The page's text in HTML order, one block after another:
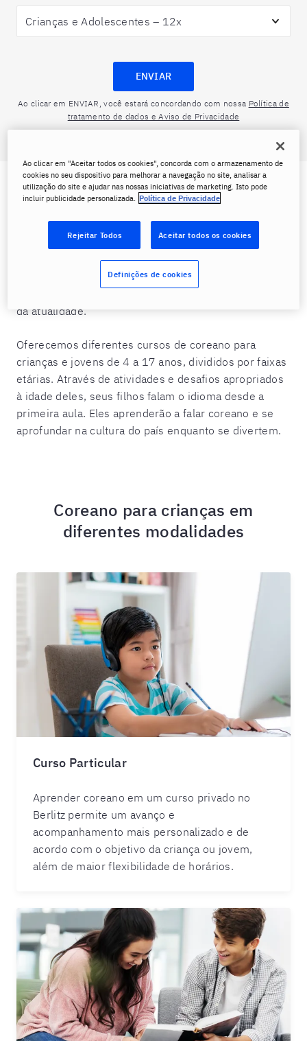
ENVIAR
Ao clicar em ENVIAR, você estará concordando com nossa Política de
tratamento de dados e Aviso de Privacidade
Coreano para Crianças e
Aprender coreano pode ser mais fácil do que parece
para seus filhos com o Berlitz, Dê a seus filhos a
oportunidade de se aprofundar na cultura da Coréia,
da atualidade.
Oferecemos diferentes cursos de coreano para
crianças e jovens de 4 a 17 anos, divididos por faixas
etárias. Através de atividades e desafios apropriados
à idade deles, seus filhos falam o idioma desde a
primeira aula. Eles aprenderão a falar coreano e se
aprofundar na cultura do país enquanto se divertem.
Coreano para crianças em
diferentes modalidades
Curso Particular
Aprender coreano em um curso privado no
Berlitz permite um avanço e
acompanhamento mais personalizado e de
acordo com o objetivo da criança ou jovem,
além de maior flexibilidade de horários.
Ao clicar em "Aceitar todos os cookies", concorda com o armazenamento de
cookies no seu dispositivo para melhorar a navegação no site, analisar a
utilização do site e ajudar nas nossas iniciativas de marketing. Isto pode
incluir publicidade personalizada. Política de Privacidade
Rejeitar Todos Aceitar todos os cookies
Definições de cookies